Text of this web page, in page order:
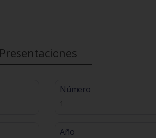
Presentaciones
Número
1
Año